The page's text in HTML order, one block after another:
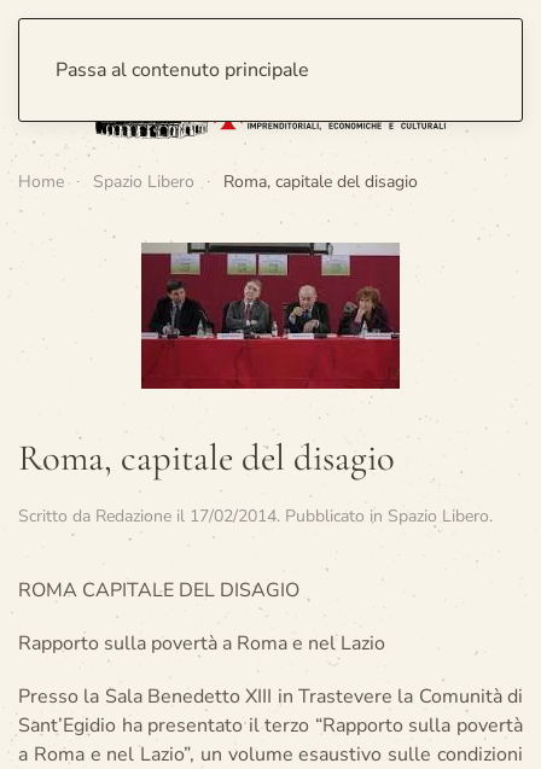
Passa al contenuto principale
Home Spazio Libero Roma, capitale del disagio
Roma, capitale del disagio
Scritto da Redazione il 17/02/2014. Pubblicato in Spazio Libero.
ROMA CAPITALE DEL DISAGIO
Rapporto sulla povertà a Roma e nel Lazio
Presso la Sala Benedetto XIII in Trastevere la Comunità di
Sant’Egidio ha presentato il terzo “Rapporto sulla povertà
a Roma e nel Lazio”, un volume esaustivo sulle condizioni